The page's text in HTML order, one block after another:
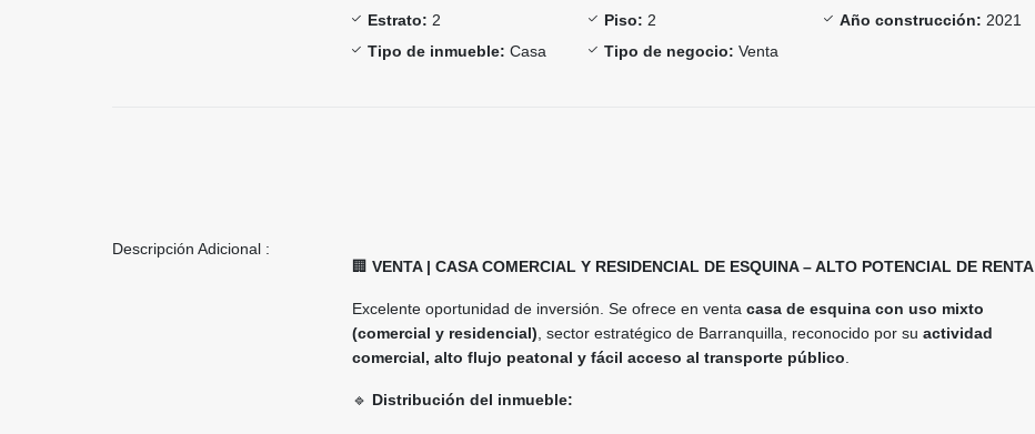
Estrato: 2 Piso: 2 Año construcción: 2021
Tipo de inmueble: Casa Tipo de negocio: Venta
Descripción Adicional :
🏢 VENTA | CASA COMERCIAL Y RESIDENCIAL DE ESQUINA – ALTO POTENCIAL DE RENTA
Excelente oportunidad de inversión. Se ofrece en venta casa de esquina con uso mixto
(comercial y residencial) , sector estratégico de Barranquilla, reconocido por su actividad
comercial, alto flujo peatonal y fácil acceso al transporte público
🔹 Distribución del inmueble: